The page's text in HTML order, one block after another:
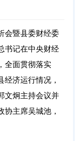
会暨县委财经委
书记在中央财经
全面贯彻落实
济运行情况，
文炯主持会议并
主席吴城池，